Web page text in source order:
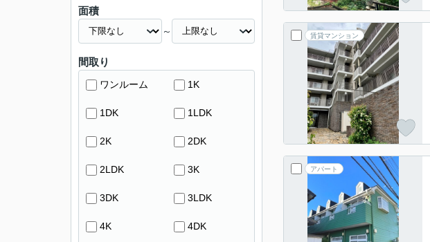
賃貸マンション
アパート
面積
～
間取り
ワンルーム 1K
1DK 1LDK
2K 2DK
2LDK 3K
3DK 3LDK
4K 4DK